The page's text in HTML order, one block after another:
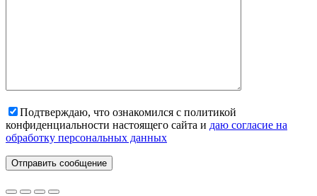
Подтверждаю, что ознакомился с политикой
конфиденциальности настоящего сайта и даю согласие на
обработку персональных данных